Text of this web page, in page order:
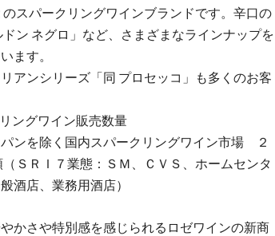
スパークリングワインブランドです。辛口の
ン ネグロ」など、さまざまなラインナップを
ます。
アンシリーズ「同 プロセッコ」も多くのお客
ングワイン販売数量
を除く国内スパークリングワイン市場 ２
ＳＲＩ７業態：ＳＭ、ＣＶＳ、ホームセンタ
酒店、業務用酒店）
かさや特別感を感じられるロゼワインの新商